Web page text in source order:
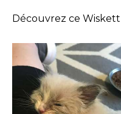
Découvrez ce Wiskett